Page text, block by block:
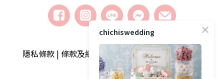
隱私條款 | 條款及細則 | 2018 © chichiswedding婚
禮小物
chichiswedding